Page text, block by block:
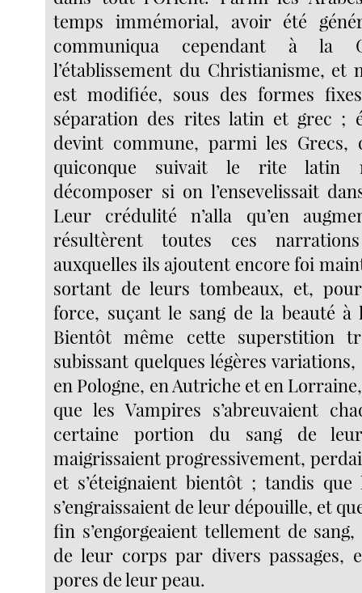
temps immémorial, avoir été
communiqua cependant à la
l’établissement du Christianisme, et
est modifiée, sous des formes
séparation des rites latin et grec ;
devint commune, parmi les Grecs,
quiconque suivait le rite latin
décomposer si on l’ensevelissait
Leur crédulité n’alla qu’en
résultèrent toutes ces narrations
auxquelles ils ajoutent encore foi
sortant de leurs tombeaux, et,
force, suçant le sang de la beauté à
Bientôt même cette superstition
subissant quelques légères
en Pologne, en Autriche et en
que les Vampires s’abreuvaient
certaine portion du sang de
maigrissaient progressivement,
et s’éteignaient bientôt ; tandis
s’engraissaient de leur dépouille, et
fin s’engorgeaient tellement de sang,
de leur corps par divers passages,
pores de leur peau.